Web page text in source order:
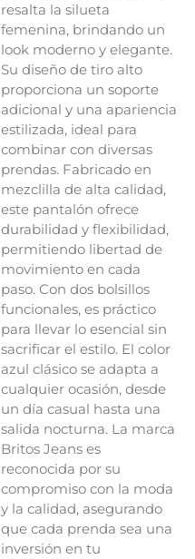
resalta la silueta
femenina, brindando un
look moderno y elegante.
Su diseño de tiro alto
proporciona un soporte
adicional y una apariencia
estilizada, ideal para
combinar con diversas
prendas. Fabricado en
mezclilla de alta calidad,
este pantalón ofrece
durabilidad y flexibilidad,
permitiendo libertad de
movimiento en cada
paso. Con dos bolsillos
funcionales, es práctico
para llevar lo esencial sin
sacrificar el estilo. El color
azul clásico se adapta a
cualquier ocasión, desde
un día casual hasta una
salida nocturna. La marca
Britos Jeans es
reconocida por su
compromiso con la moda
y la calidad, asegurando
que cada prenda sea una
inversión en tu